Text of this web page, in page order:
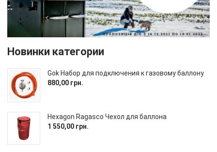
Новинки категории
Gok Набор для подключения к газовому баллону
880,00 грн.
Hexagon Ragasco Чехол для баллона
1 550,00 грн.